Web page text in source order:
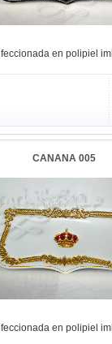
en polipiel
CANANA 005
en polipiel